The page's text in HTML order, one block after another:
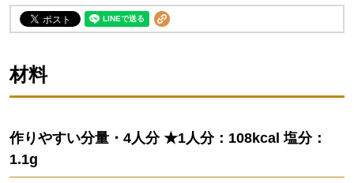
材料
作りやすい分量・4人分 ★1人分：108kcal 塩分：
1.1g